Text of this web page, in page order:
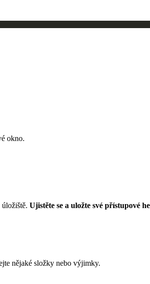
okno.
Ujistěte se a uložte své přístupové
nějaké složky nebo výjimky.